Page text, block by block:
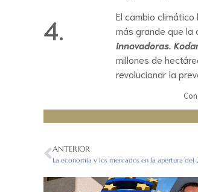
4.
El cambio
más grande que la
innovadoras.
millones de
revolucionar la
ANTERIOR
La economía y los mercados en la apertura